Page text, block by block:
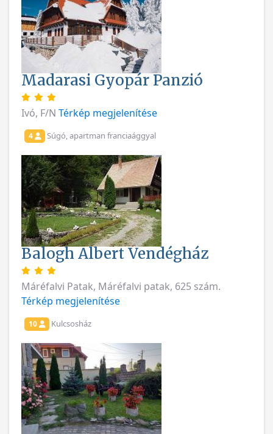
Madarasi Gyopár Panzió
Ivó, F/N Térkép megjelenítése
4 Súgó, apartman franciaággyal
Balogh Albert Vendégház
Máréfalvi Patak, Máréfalvi patak, 625 szám.
Térkép megjelenítése
10 Kulcsosház